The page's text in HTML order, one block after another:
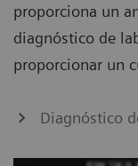
proporciona un
diagnóstico de
proporcionar un
Diagnóstico